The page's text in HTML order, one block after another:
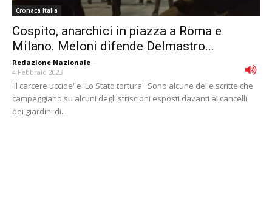
Cronaca Italia
Cospito, anarchici in piazza a Roma e
Milano. Meloni difende Delmastro...
Redazione Nazionale -
4 Febbraio 2023
'Il carcere uccide' e 'Lo Stato tortura'. Sono alcune delle scritte che
campeggiano su alcuni degli striscioni esposti davanti ai cancelli
dei giardini di...